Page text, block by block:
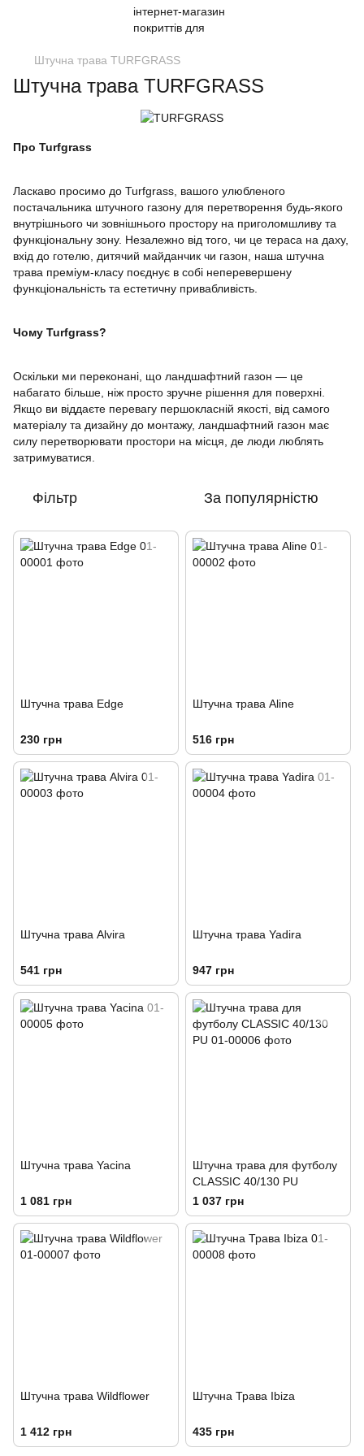
Штучна трава TURFGRASS
Штучна трава TURFGRASS
Про Turfgrass
Ласкаво просимо до Turfgrass, вашого улюбленого
постачальника штучного газону для перетворення будь-якого
внутрішнього чи зовнішнього простору на приголомшливу та
функціональну зону. Незалежно від того, чи це тераса на даху,
вхід до готелю, дитячий майданчик чи газон, наша штучна
трава преміум-класу поєднує в собі неперевершену
функціональність та естетичну привабливість.
Чому Turfgrass?
Оскільки ми переконані, що ландшафтний газон — це
набагато більше, ніж просто зручне рішення для поверхні.
Якщо ви віддаєте перевагу першокласній якості, від самого
матеріалу та дизайну до монтажу, ландшафтний газон має
силу перетворювати простори на місця, де люди люблять
затримуватися.
Фільтр За популярністю
Штучна трава Edge
230 грн
Штучна трава Aline
516 грн
Штучна трава Alvira
541 грн
Штучна трава Yadira
947 грн
Штучна трава Yacina
1 081 грн
Штучна трава для футболу
CLASSIC 40/130 PU
1 037 грн
Штучна трава Wildflower
1 412 грн
Штучна Трава Ibiza
435 грн